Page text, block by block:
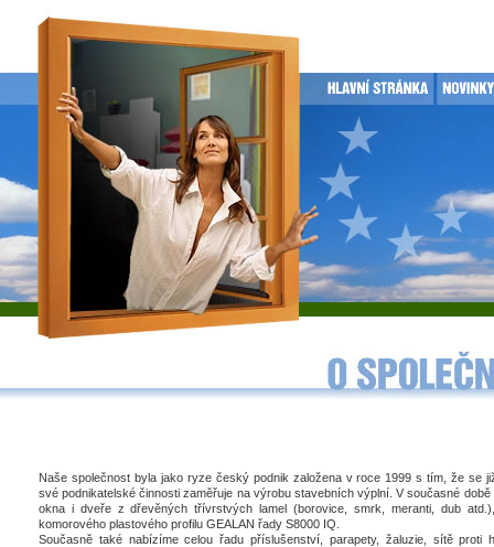
Naše společnost byla jako ryze český podnik založena v roce 1999 s tím, že se
své podnikatelské činnosti zaměřuje na výrobu stavebních výplní. V současné
okna i dveře z dřevěných třívrstvých lamel (borovice, smrk, meranti, dub
komorového plastového profilu GEALAN řady S8000 IQ.
Současně také nabízíme celou řadu příslušenství, parapety, žaluzie, sítě proti